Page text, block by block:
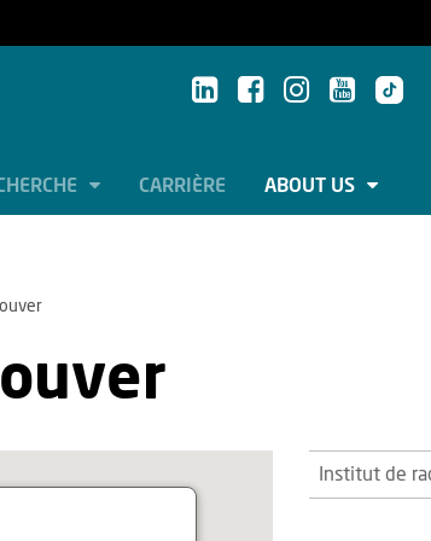
CARRIÈRE ABOUT US
Institut de